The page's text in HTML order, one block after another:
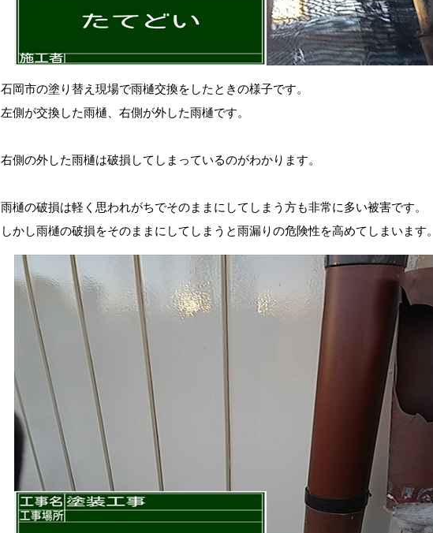
石岡市の塗り替え現場で雨樋交換をしたときの様子です。
左側が交換した雨樋、右側が外した雨樋です。
右側の外した雨樋は破損してしまっているのがわかります。
雨樋の破損は軽く思われがちでそのままにしてしまう方も非常に多い被害です。
しかし雨樋の破損をそのままにしてしまうと雨漏りの危険性を高めてしまいます。